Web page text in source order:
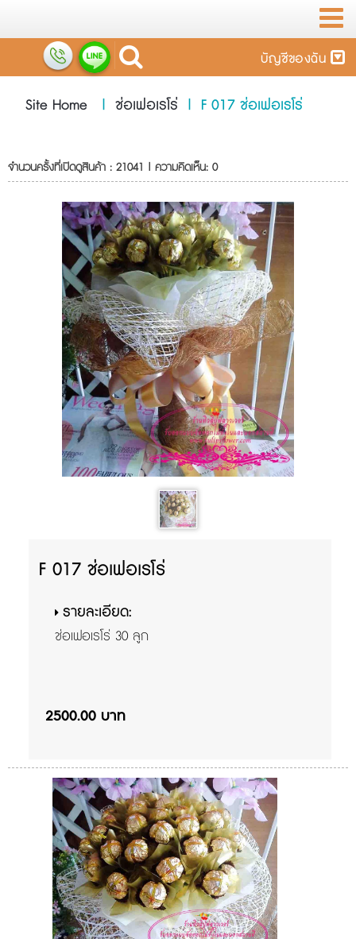
บัญชีของฉัน
Site Home | ช่อเฟอเรโร่ | F 017 ช่อเฟอเรโร่
จำนวนครั้งที่เปิดดูสินค้า : 21041 | ความคิดเห็น: 0
F 017 ช่อเฟอเรโร่
รายละเอียด:
ช่อเฟอเรโร่ 30 ลูก
2500.00 บาท